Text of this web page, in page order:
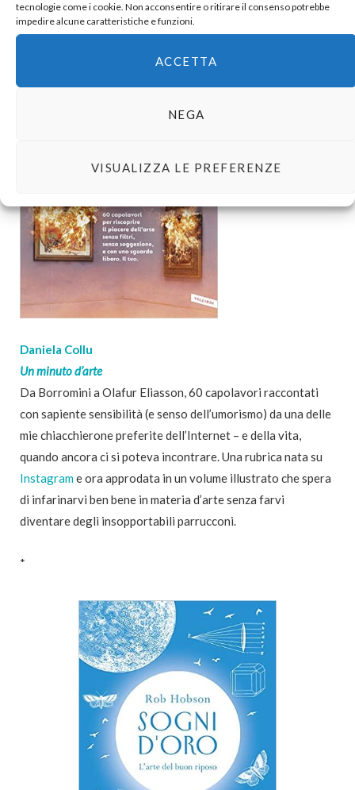
tecnologie come i cookie. Non acconsentire o ritirare il consenso potrebbe
impedire alcune caratteristiche e funzioni.
ACCETTA
NEGA
VISUALIZZA LE PREFERENZE
*
Daniela Collu
Un minuto d’arte
Da Borromini a Olafur Eliasson, 60 capolavori raccontati
con sapiente sensibilità (e senso dell’umorismo) da una delle
mie chiacchierone preferite dell’Internet – e della vita,
quando ancora ci si poteva incontrare. Una rubrica nata su
Instagrame ora approdata in un volume illustrato che spera
di infarinarvi ben bene in materia d’arte senza farvi
diventare degli insopportabili parrucconi.
*